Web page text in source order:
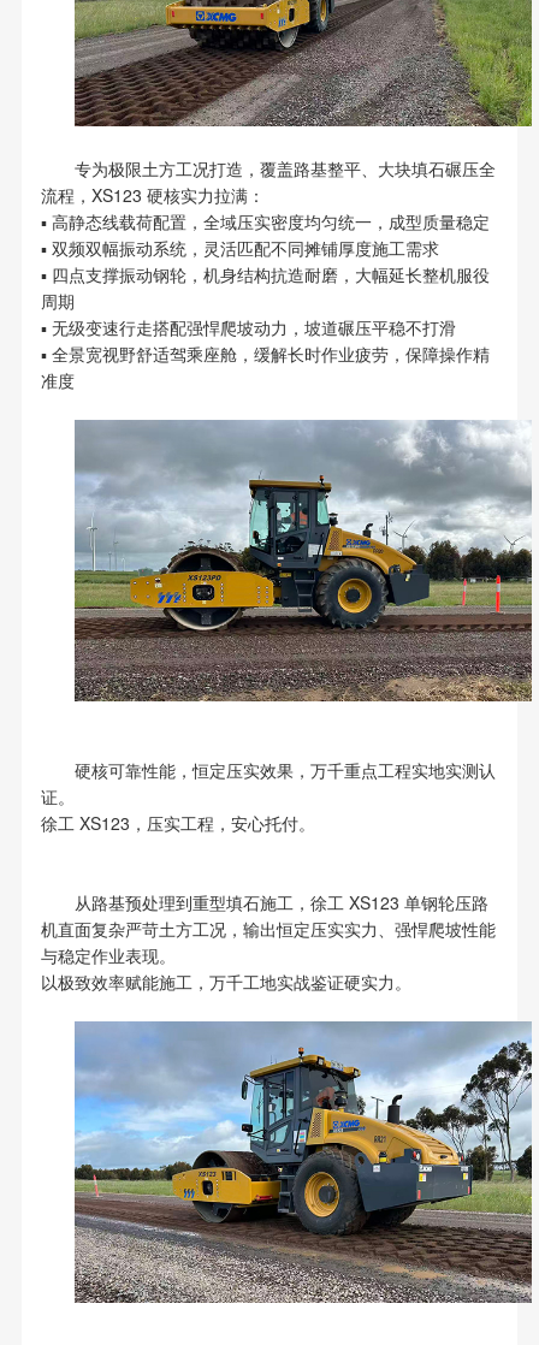
专为极限土方工况打造，覆盖路基整平、大块填石碾压全
流程，XS123 硬核实力拉满：
▪ 高静态线载荷配置，全域压实密度均匀统一，成型质量稳定
▪ 双频双幅振动系统，灵活匹配不同摊铺厚度施工需求
▪ 四点支撑振动钢轮，机身结构抗造耐磨，大幅延长整机服役
周期
▪ 无级变速行走搭配强悍爬坡动力，坡道碾压平稳不打滑
▪ 全景宽视野舒适驾乘座舱，缓解长时作业疲劳，保障操作精
准度
硬核可靠性能，恒定压实效果，万千重点工程实地实测认
证。
徐工 XS123，压实工程，安心托付。
从路基预处理到重型填石施工，徐工 XS123 单钢轮压路
机直面复杂严苛土方工况，输出恒定压实实力、强悍爬坡性能
与稳定作业表现。
以极致效率赋能施工，万千工地实战鉴证硬实力。